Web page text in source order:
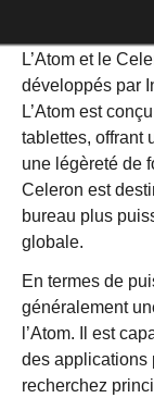
L’Atom et le
développés par
L’Atom est
tablettes, offrant
une légèreté de
Celeron est
bureau plus
globale.
En termes de
généralement
l’Atom. Il est
des applications
recherchez